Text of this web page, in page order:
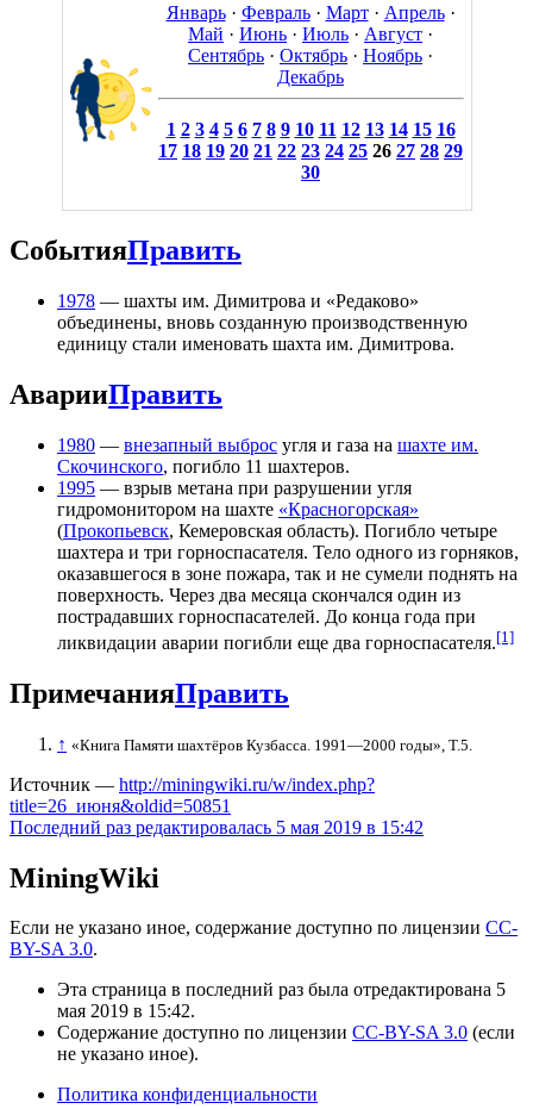
Январь· Февраль· Март· Апрель·
Май · Июнь · Июль · Август ·
Сентябрь · Октябрь · Ноябрь ·
Декабрь
1 2 3 4 5 6 7 8 9 10 11 12 13 14 15 16
17 18 19 20 21 22 23 24 25 26 27 28 29
30
СобытияПравить
1978 — шахты им. Димитрова и «Редаково»
объединены, вновь созданную производственную
единицу стали именовать шахта им. Димитрова.
АварииПравить
1980 — внезапный выброс угля и газа на шахте им.
Скочинского, погибло 11 шахтеров.
1995 — взрыв метана при разрушении угля
гидромонитором на шахте «Красногорская»
(Прокопьевск, Кемеровская область). Погибло четыре
шахтера и три горноспасателя. Тело одного из горняков,
оказавшегося в зоне пожара, так и не сумели поднять на
поверхность. Через два месяца скончался один из
пострадавших горноспасателей. До конца года при
ликвидации аварии погибли еще два горноспасателя.[1]
ПримечанияПравить
↑ «Книга Памяти шахтёров Кузбасса. 1991—2000 годы», Т.5.
Источник — http://miningwiki.ru/w/index.php?
title=26_июня&oldid=50851
Последний раз редактировалась 5 мая 2019 в 15:42
MiningWiki
Если не указано иное, содержание доступно по лицензии CC-
BY-SA 3.0.
Эта страница в последний раз была отредактирована 5
мая 2019 в 15:42.
Содержание доступно по лицензии CC-BY-SA 3.0 (если
не указано иное).
Политика конфиденциальности